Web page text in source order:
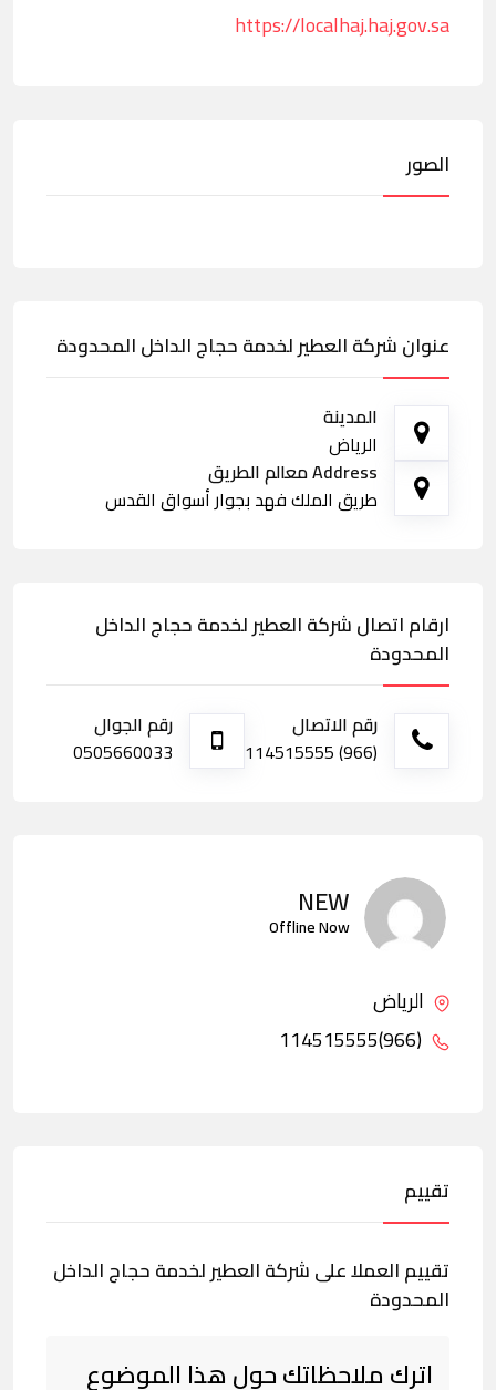
https://localhaj.haj.gov.sa
الصور
عنوان شركة العطير لخدمة حجاج الداخل المحدودة
المدينة
الرياض
Address معالم الطريق
طريق الملك فهد بجوار أسواق القدس
ارقام اتصال شركة العطير لخدمة حجاج الداخل
المحدودة
رقم الاتصال
(966) 114515555
رقم الجوال
0505660033
NEW
Offline Now
الرياض
(966)114515555
تقييم
تقييم العملا على شركة العطير لخدمة حجاج الداخل
المحدودة
اترك ملاحظاتك حول هذا الموضوع